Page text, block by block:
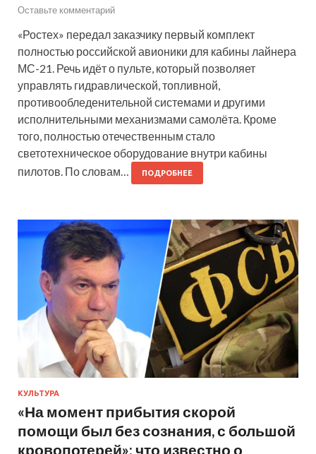
Оставьте комментарий
«Ростех» передал заказчику первый комплект
полностью российской авионики для кабины лайнера
МС-21. Речь идёт о пульте, который позволяет
управлять гидравлической, топливной,
противообледенительной системами и другими
исполнительными механизмами самолёта. Кроме
того, полностью отечественным стало
светотехническое оборудование внутри кабины
пилотов. По словам…
ПОДРОБНЕЕ
КУЛЬТУРА
«На момент прибытия скорой
помощи был без сознания, с большой
кровопотерей»: что известно о